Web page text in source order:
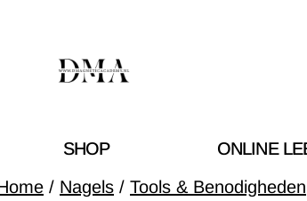
SHOP ONLINE
/ Nagels / Tools & Benodigheden